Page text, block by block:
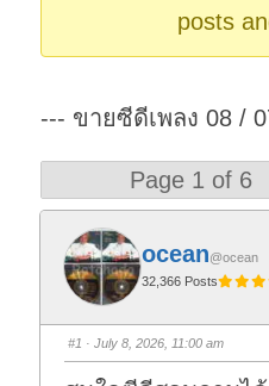
posts
--- ขายซีดีเพลง 08 /
Page 1 of 6
ocean@ocean
32,366 Posts
#1 · July 8, 2026, 11:00 am